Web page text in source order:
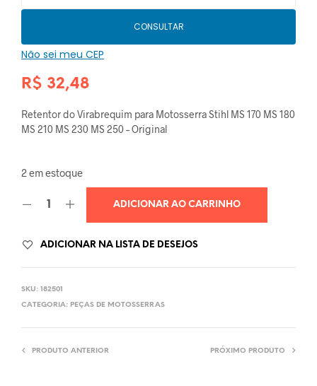
CONSULTAR
Não sei meu CEP
R$ 32,48
Retentor do Virabrequim para Motosserra Stihl MS 170 MS 180
MS 210 MS 230 MS 250 – Original
2 em estoque
ADICIONAR AO CARRINHO
ADICIONAR NA LISTA DE DESEJOS
SKU: 182501
CATEGORIA: PEÇAS DE MOTOSSERRAS
PRODUTO ANTERIOR PRÓXIMO PRODUTO